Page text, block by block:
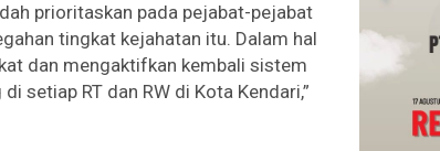
prioritaskan pada pejabat-pejabat
tingkat kejahatan itu. Dalam hal
dan mengaktifkan kembali sistem
setiap RT dan RW di Kota Kendari,”